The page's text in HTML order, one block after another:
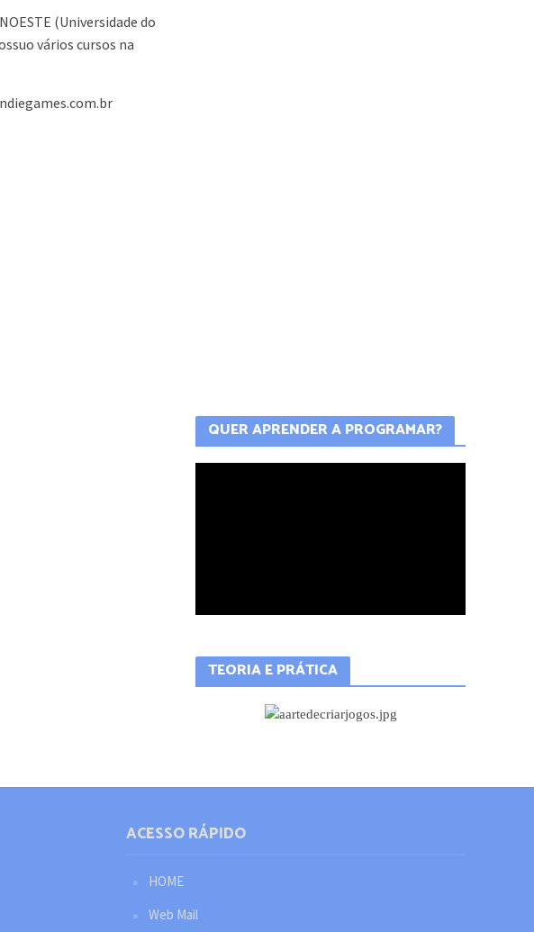
(Universidade do
vários cursos na
QUER APRENDER A PROGRAMAR?
TEORIA E PRÁTICA
ACESSO RÁPIDO
HOME
Web Mail